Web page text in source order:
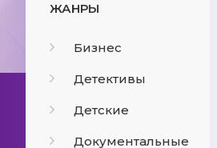
ЖАНРЫ
Бизнес
Детективы
Детские
Документальные